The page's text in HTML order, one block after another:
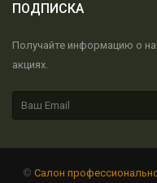
ПОДПИСКА
Получайте информацию о
акциях.
© Салон